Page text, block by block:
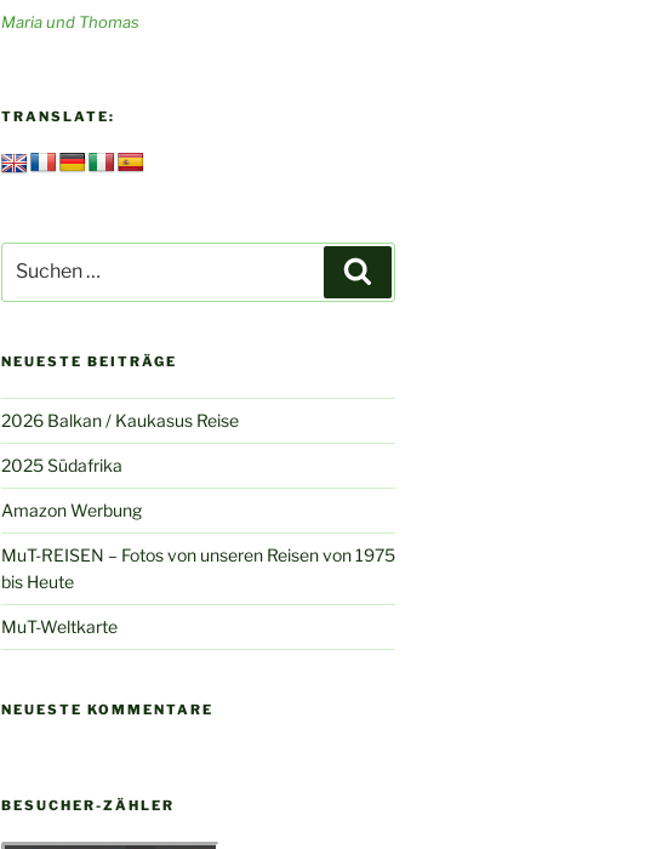
Maria und Thomas
TRANSLATE:
nach:
NEUESTE BEITRÄGE
2026 Balkan / Kaukasus Reise
2025 Südafrika
Amazon Werbung
MuT-REISEN – Fotos von unseren Reisen von 1975
bis Heute
MuT-Weltkarte
NEUESTE KOMMENTARE
BESUCHER-ZÄHLER